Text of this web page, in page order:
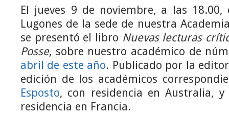
El jueves 9 de noviembre, a las
Lugones de la sede de nuestra
se presentó el libro Nuevas lecturas
Posse, sobre nuestro académico de
abril de este año. Publicado por la
edición de los académicos
Esposto, con residencia en Australia,
residencia en Francia.